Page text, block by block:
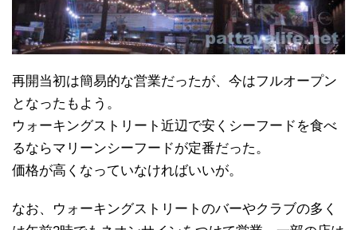
再開当初は簡易的な営業だったが、今はフルオープン
となったもよう。
ウォーキングストリート近辺で安くシーフードを食べ
るならマリーンシーフードが定番だった。
価格が高くなっていなければいいが。
なお、ウォーキングストリートのバーやクラブの多く